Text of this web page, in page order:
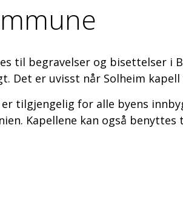
til begravelser og bisettelser i
Det er uvisst når Solheim
tilgjengelig for alle byens
Kapellene kan også benyttes